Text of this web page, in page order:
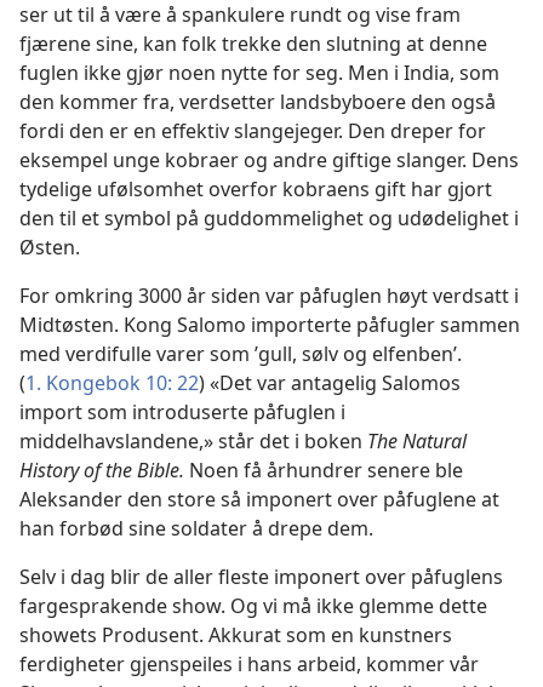
ser ut til å være å spankulere rundt og vise fram
fjærene sine, kan folk trekke den slutning at denne
fuglen ikke gjør noen nytte for seg. Men i India, som
den kommer fra, verdsetter landsbyboere den også
fordi den er en effektiv slangejeger. Den dreper for
eksempel unge kobraer og andre giftige slanger. Dens
tydelige ufølsomhet overfor kobraens gift har gjort
den til et symbol på guddommelighet og udødelighet i
Østen.
For omkring 3000 år siden var påfuglen høyt verdsatt i
Midtøsten. Kong Salomo importerte påfugler sammen
med verdifulle varer som ’gull, sølv og elfenben’.
(1. Kongebok 10: 22) «Det var antagelig Salomos
import som introduserte påfuglen i
middelhavslandene,» står det i boken The Natural
History of the Bible. Noen få århundrer senere ble
Aleksander den store så imponert over påfuglene at
han forbød sine soldater å drepe dem.
Selv i dag blir de aller fleste imponert over påfuglens
fargesprakende show. Og vi må ikke glemme dette
showets Produsent. Akkurat som en kunstners
ferdigheter gjenspeiles i hans arbeid, kommer vår